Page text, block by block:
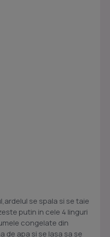
se spala si se taie
putin in cele 4 linguri
congelate din
de apa si se lasa sa se